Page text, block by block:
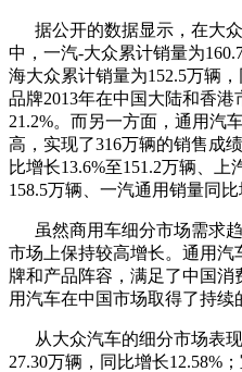
据公开的数据显示，在大众
中，一汽-大众累计销量为
海大众累计销量为152.5万辆
品牌2013年在中国大陆和香
21.2%。而另一方面，通用汽
高，实现了316万辆的销售成
比增长13.6%至151.2万辆、
158.5万辆、一汽通用销量同比
虽然商用车细分市场需求趋
市场上保持较高增长。通用
牌和产品阵容，满足了中国
用汽车在中国市场取得了持续
从大众汽车的细分市场表现
27.30万辆，同比增长12.58%